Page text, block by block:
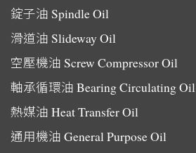
錠子油 Spindle Oil
滑道油 Slideway Oil
空壓機油 Screw Compressor Oil
軸承循環油 Bearing Circulating Oil
熱媒油 Heat Transfer Oil
通用機油 General Purpose Oil